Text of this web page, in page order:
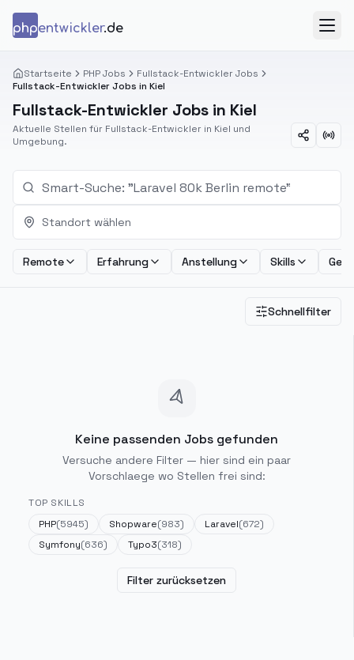
phpentwickler.de
Startseite PHP Jobs
Fullstack-Entwickler Jobs
Fullstack-Entwickler Jobs in Kiel
Fullstack-Entwickler Jobs in Kiel
Aktuelle Stellen für Fullstack-Entwickler in Kiel und
Umgebung.
Standort wählen
Remote Erfahrung Anstellung Skills
Schnellfilter
Keine passenden Jobs gefunden
Versuche andere Filter — hier sind ein paar
Vorschlaege wo Stellen frei sind:
TOP SKILLS
PHP(5945) Shopware(983) Laravel(672)
Symfony(636) Typo3(318)
Filter zurücksetzen